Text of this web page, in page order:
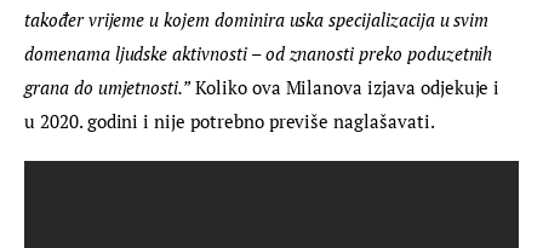
također vrijeme u kojem dominira uska specijalizacija u svim
domenama ljudske aktivnosti – od znanosti preko poduzetnih
grana do umjetnosti.” Koliko ova Milanova izjava odjekuje i
u 2020. godini i nije potrebno previše naglašavati.